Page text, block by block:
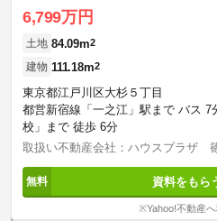
6,799万円
土地 84.09m2
建物 111.18m2
東京都江戸川区大杉５丁目
都営新宿線「一之江」駅まで バス 7
校」まで 徒歩 6分
取扱い不動産会社：ハウスプラザ
資料をもら
※Yahoo!不動産